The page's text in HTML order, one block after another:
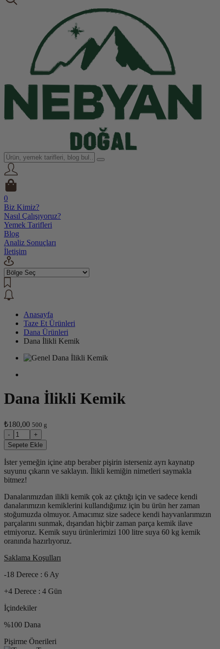
0
Biz Kimiz?
Nasıl Çalışıyoruz?
Yemek Tarifleri
Blog
Analiz Sonuçları
İletişim
Anasayfa
Taze Et Ürünleri
Dana Ürünleri
Dana İlikli Kemik
Dana İlikli Kemik
₺180,00 500 g
-
+
Sepete Ekle
İster yemeğin içine atıp beraber pişirin isterseniz ayrı kaynatıp
suyunu çıkarın ve saklayın. İlikli kemiğin nimetleri saymakla
bitmez!
Danalarımızdan ilikli kemik çok az çıktığı için ve sadece kendi
danalarımızın kemiklerini kullandığımız için bu ürün her zaman
stoğumuzda olmuyor. Amacımız size sadece kendi hayvanlarımızın
parçalarını sunmak, dışarıdan hiçbir zaman parça kemik ilave
etmiyoruz. Kemik suyu ürünlerimizi 100 litre suya 60 kg kemik
oranında hazırlıyoruz.
Saklama Koşulları
-18 Derece : 6 Ay
+4 Derece : 4 Gün
İçindekiler
%100 Dana
Pişirme Önerileri